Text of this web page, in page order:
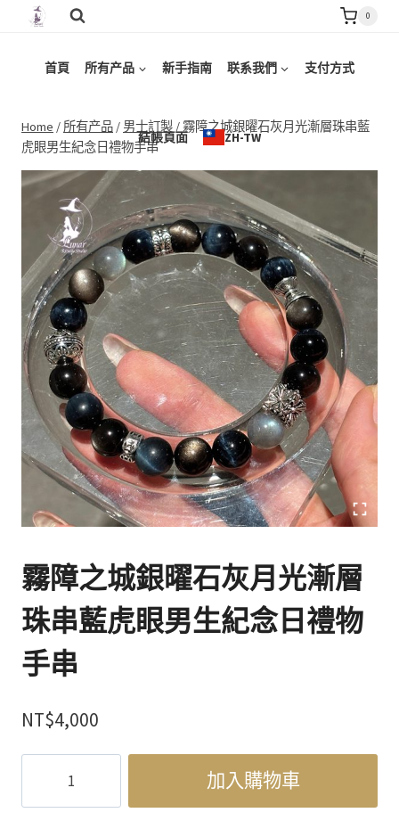
content
0
首頁 所有产品 新手指南 联系我們 支付方式
結帳頁面 ZH-TW
Home / 所有产品 / 男士訂製 /霧障之城銀曜石灰月光漸層珠串藍
虎眼男生紀念日禮物手串
霧障之城銀曜石灰月光漸層
珠串藍虎眼男生紀念日禮物
手串
NT$4,000
之
加入購物車